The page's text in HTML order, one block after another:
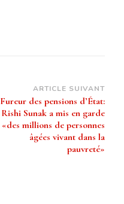
ARTICLE SUIVANT
Fureur des pensions d’État:
Rishi Sunak a mis en garde
«des millions de personnes
âgées vivant dans la
pauvreté»